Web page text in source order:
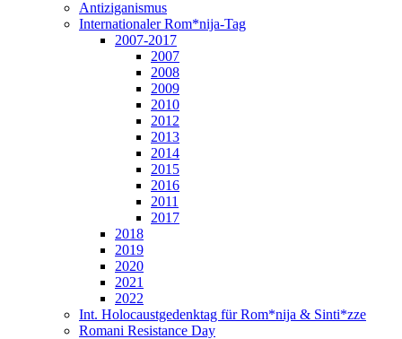
Antiziganismus
Internationaler Rom*nija-Tag
2007-2017
2007
2008
2009
2010
2012
2013
2014
2015
2016
2011
2017
2018
2019
2020
2021
2022
Int. Holocaustgedenktag für Rom*nija & Sinti*zze
Romani Resistance Day